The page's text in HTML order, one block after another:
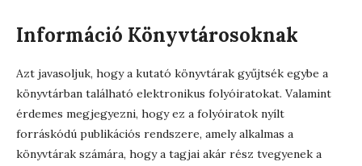
Információ Könyvtárosoknak
Azt javasoljuk, hogy a kutató könyvtárak gyűjtsék egybe a
könyvtárban található elektronikus folyóiratokat. Valamint
érdemes megjegyezni, hogy ez a folyóiratok nyílt
forráskódú publikációs rendszere, amely alkalmas a
könyvtárak számára, hogy a tagjai akár rész tvegyenek a